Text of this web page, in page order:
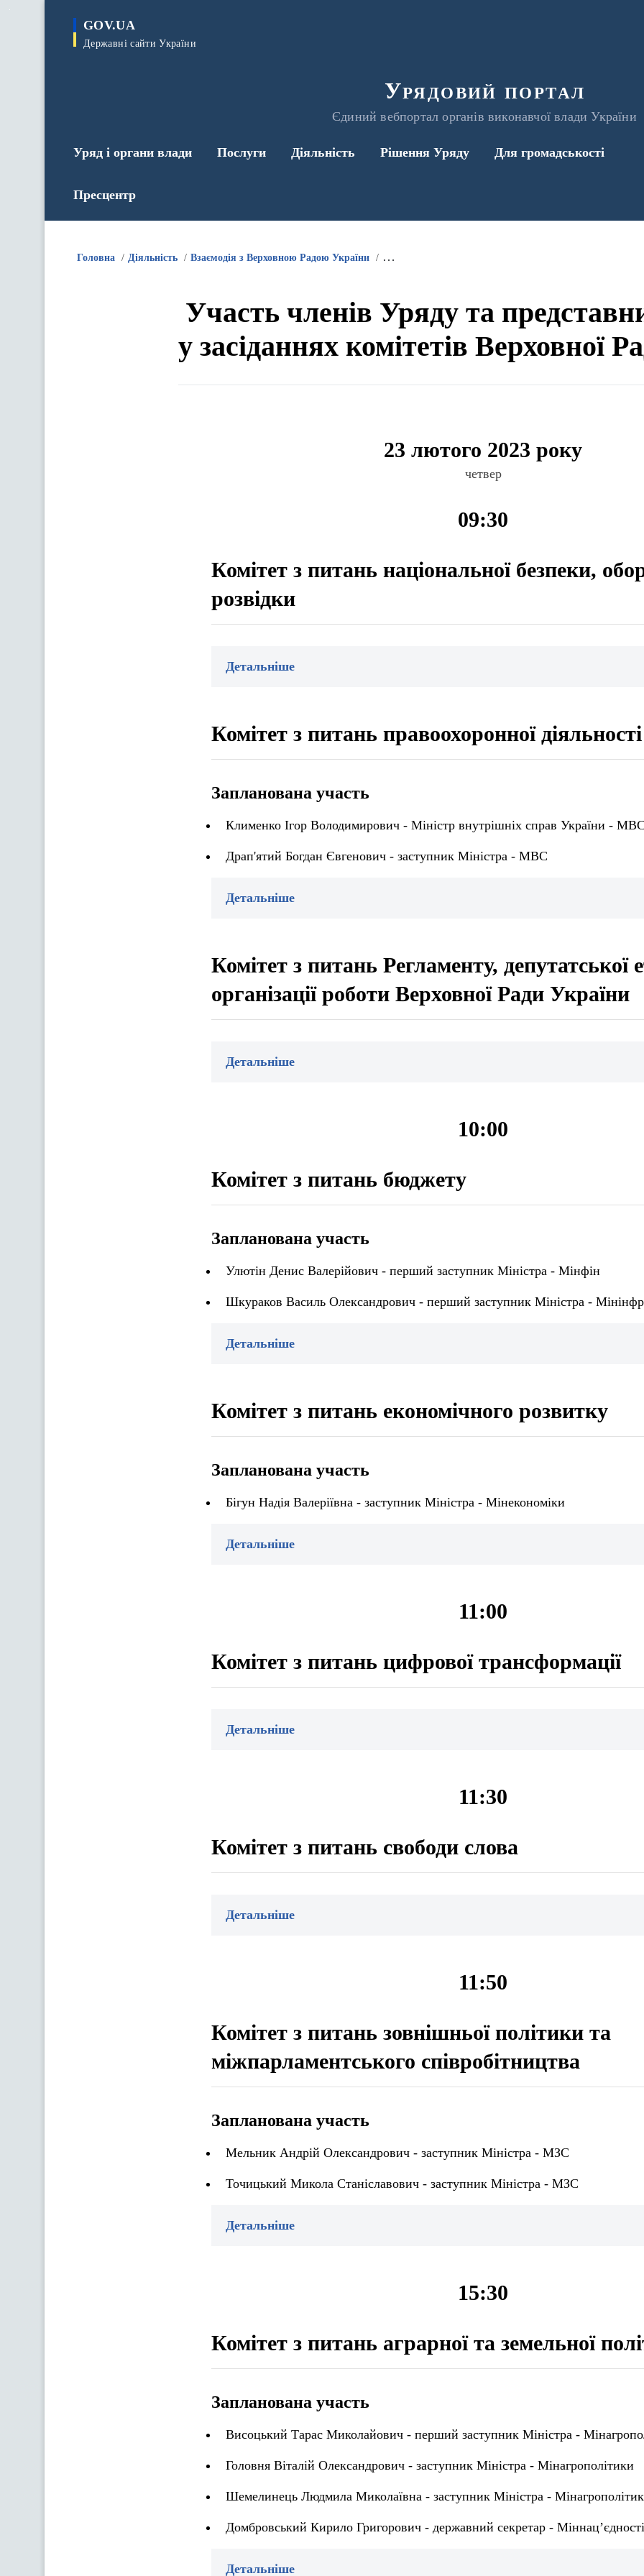
GOV.UA
Державні сайти України
Урядовий портал
Єдиний вебпортал органів виконавчої влади України
Уряд і органи влади Послуги Діяльність Рішення Уряду Для громадськості
Пресцентр
Головна Діяльність Взаємодія з Верховною Радою України Інформація про участь членів Уряду та представників
Участь членів Уряду та
у засіданнях комітетів Верховної
23 лютого 2023 року
четвер
09:30
Комітет з питань національної безпеки,
розвідки
Детальніше
Комітет з питань правоохоронної діяльності
Запланована участь
Клименко Ігор Володимирович - Міністр внутрішніх справ України - МВС
Драп'ятий Богдан Євгенович - заступник Міністра - МВС
Детальніше
Комітет з питань Регламенту, депутатської
організації роботи Верховної Ради України
Детальніше
10:00
Комітет з питань бюджету
Запланована участь
Улютін Денис Валерійович - перший заступник Міністра - Мінфін
Шкураков Василь Олександрович - перший заступник Міністра -
Детальніше
Комітет з питань економічного розвитку
Запланована участь
Бігун Надія Валеріївна - заступник Міністра - Мінекономіки
Детальніше
11:00
Комітет з питань цифрової трансформації
Детальніше
11:30
Комітет з питань свободи слова
Детальніше
11:50
Комітет з питань зовнішньої політики та
міжпарламентського співробітництва
Запланована участь
Мельник Андрій Олександрович - заступник Міністра - МЗС
Точицький Микола Станіславович - заступник Міністра - МЗС
Детальніше
15:30
Комітет з питань аграрної та земельної
Запланована участь
Висоцький Тарас Миколайович - перший заступник Міністра -
Головня Віталій Олександрович - заступник Міністра - Мінагрополітики
Шемелинець Людмила Миколаївна - заступник Міністра -
Домбровський Кирило Григорович - державний секретар - Міннац’єдності
Детальніше